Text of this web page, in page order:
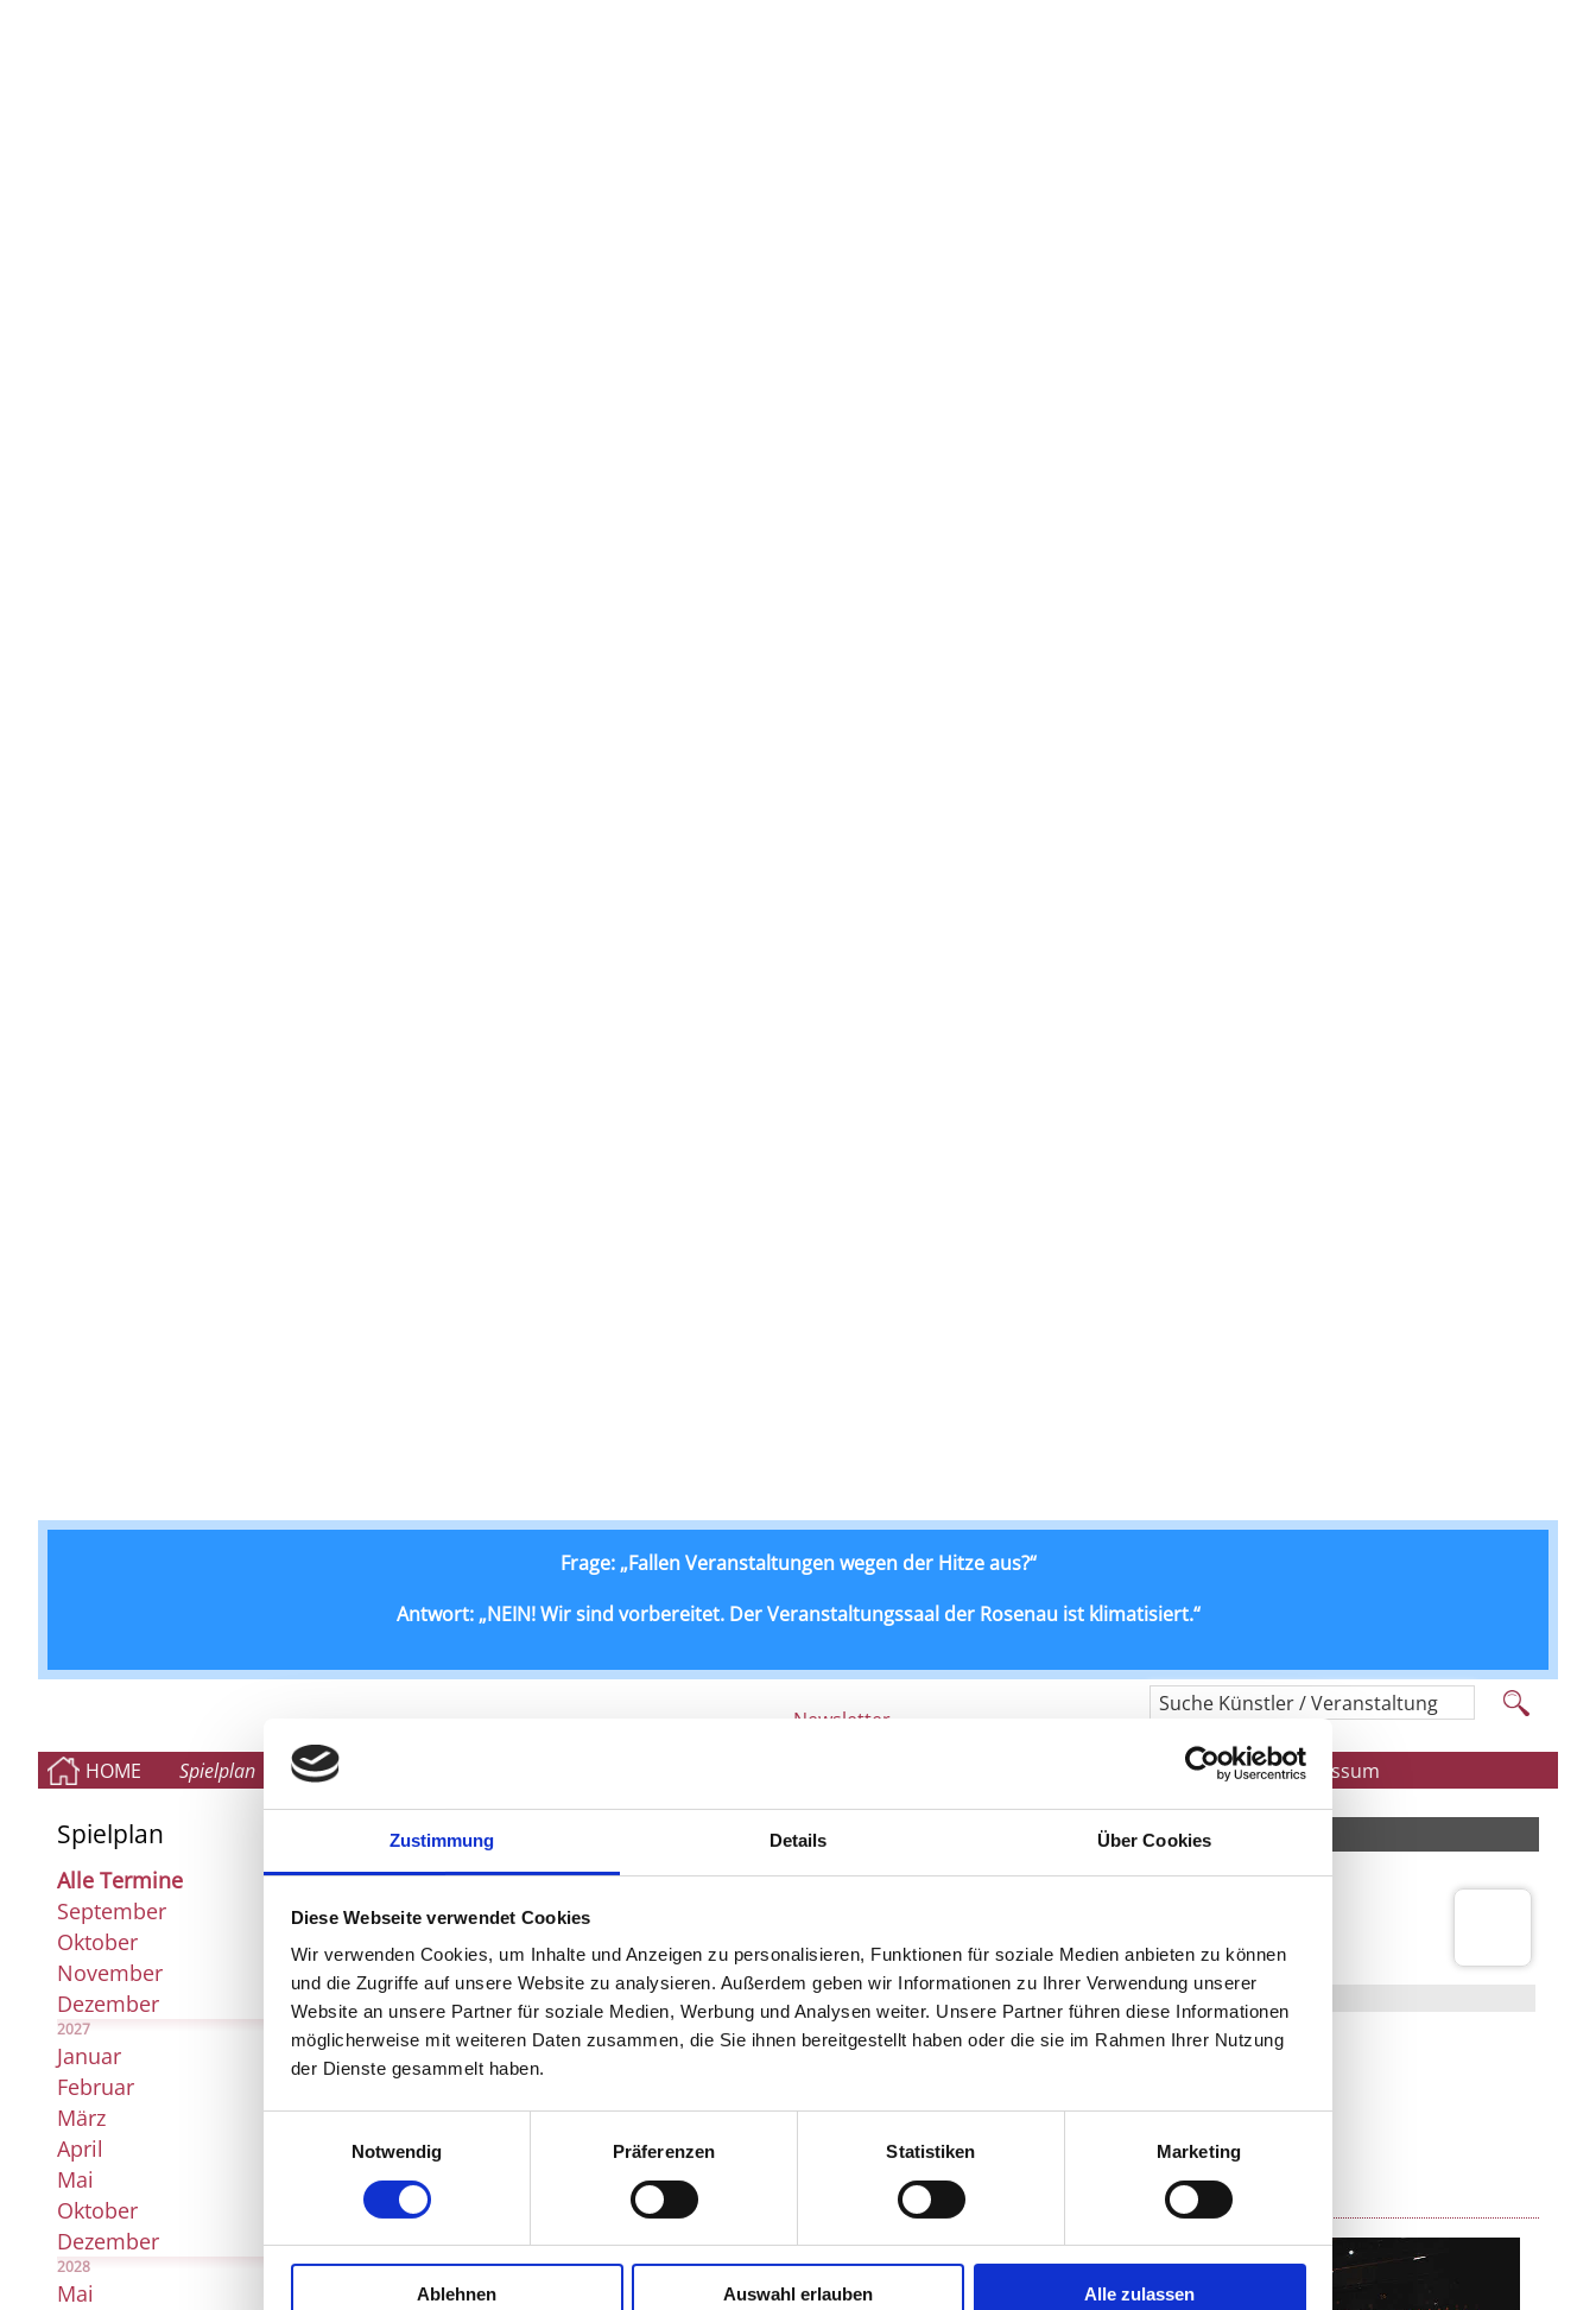
Zustimmung Details Über Cookies
Diese Webseite verwendet Cookies
Wir verwenden Cookies, um Inhalte und Anzeigen zu personalisieren, Funktionen für soziale Medien anbieten zu können
und die Zugriffe auf unsere Website zu analysieren. Außerdem geben wir Informationen zu Ihrer Verwendung unserer
Website an unsere Partner für soziale Medien, Werbung und Analysen weiter. Unsere Partner führen diese Informationen
möglicherweise mit weiteren Daten zusammen, die Sie ihnen bereitgestellt haben oder die sie im Rahmen Ihrer Nutzung
der Dienste gesammelt haben.
Notwendig
Präferenzen Statistiken Marketing
Ablehnen Auswahl erlauben Alle zulassen
Frage: „Fallen Veranstaltungen wegen der Hitze aus?“
Antwort: „NEIN! Wir sind vorbereitet. Der Veranstaltungssaal der Rosenau ist klimatisiert.“
Suche Künstler / Veranstaltung
Newsletter
HOME
Spielplan Karten & Anfahrt Kontakt & Impressum
Spielplan
Alle Termine
September
Oktober
November
Dezember
2027
Januar
Februar
März
April
Mai
Oktober
Dezember
2028
Mai
Beginn 20.00 Uhr
UNTERHALTSAM – ANSCHAULICH – KREATIV UND FÜR ALLE VERSTÄNDLICH
Veranstaltungsort:
Siemenstraße 11, 70469 Stuttgart
Veranstaltungsort: